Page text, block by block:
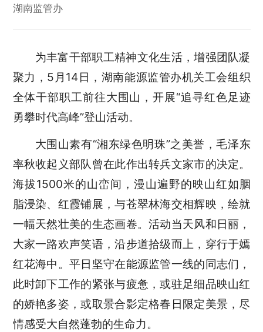
湖南监管办
为丰富干部职工精神文化生活，增强团队凝
聚力， 5 月 14日，湖南能源监管办机关工会组织
全体干部职工前往大围山，开展“追寻红色足迹
勇攀时代高峰”登山活动。
大围山素有“湘东绿色明珠”之美誉，毛泽东
率秋收起义部队曾在此作出转兵文家市的决定。
海拔1500米的山峦间，漫山遍野的映山红如胭
脂浸染、红霞铺展，与苍翠林海交相辉映，绘就
一幅天然壮美的生态画卷。活动当天风和日丽，
大家一路欢声笑语，沿步道拾级而上，穿行于嫣
红花海中。平日坚守在能源监管一线的同志们，
此时卸下工作的紧张与疲惫，或驻足细品映山红
的娇艳多姿，或取景合影定格春日限定美景，尽
情感受大自然蓬勃的生命力。